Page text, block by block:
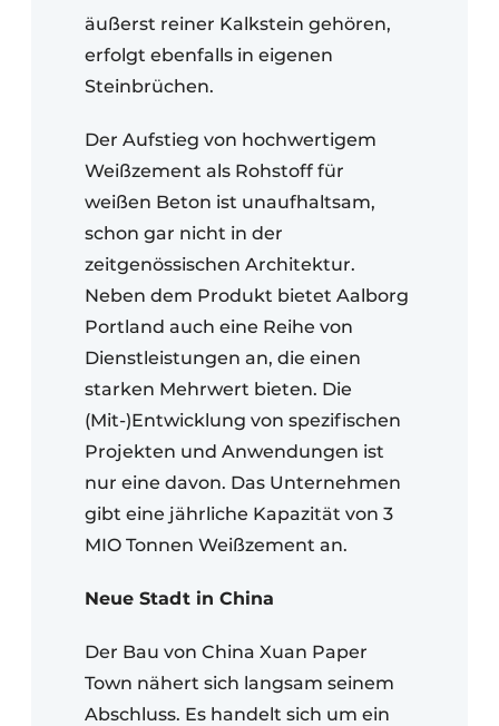
äußerst reiner Kalkstein gehören,
erfolgt ebenfalls in eigenen
Steinbrüchen.
Der Aufstieg von hochwertigem
Weißzement als Rohstoff für
weißen Beton ist unaufhaltsam,
schon gar nicht in der
zeitgenössischen Architektur.
Neben dem Produkt bietet Aalborg
Portland auch eine Reihe von
Dienstleistungen an, die einen
starken Mehrwert bieten. Die
(Mit-)Entwicklung von spezifischen
Projekten und Anwendungen ist
nur eine davon. Das Unternehmen
gibt eine jährliche Kapazität von 3
MIO Tonnen Weißzement an.
Neue Stadt in China
Der Bau von China Xuan Paper
Town nähert sich langsam seinem
Abschluss. Es handelt sich um ein